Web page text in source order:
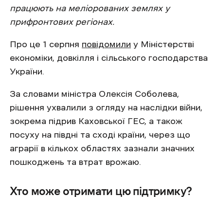
працюють на меліорованих землях у
прифронтових регіонах.
Про це 1 серпня повідомили у Міністерстві
економіки, довкілля і сільського господарства
України.
За словами міністра Олексія Соболева,
рішення ухвалили з огляду на наслідки війни,
зокрема підрив Каховської ГЕС, а також
посуху на півдні та сході країни, через що
аграрії в кількох областях зазнали значних
пошкоджень та втрат врожаю.
Хто може отримати цю підтримку?